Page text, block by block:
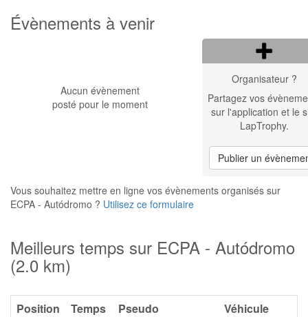
Évènements à venir
Aucun évènement
posté pour le moment
Organisateur ?
Partagez vos
sur l'application et le
LapTrophy.
Publier un
Vous souhaitez mettre en ligne vos évènements organisés sur
ECPA - Autódromo ? Utilisez ce formulaire
Meilleurs temps sur ECPA - Autódromo
(2.0 km)
Position Temps Pseudo
Véhicule